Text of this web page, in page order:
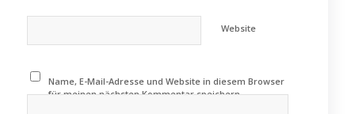
Website
Name, E-Mail-Adresse und Website in diesem Browser
für meinen nächsten Kommentar speichern.